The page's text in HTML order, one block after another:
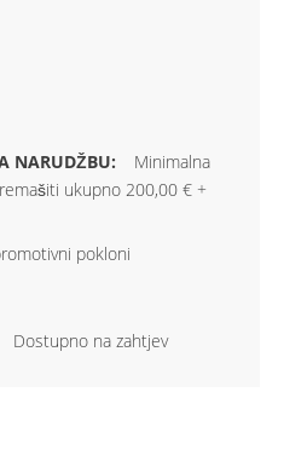
Minimalna
ukupno 200,00 € +
pokloni
Dostupno na zahtjev